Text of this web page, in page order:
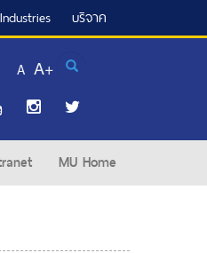
บริจาค
Search
A A+
MU Home